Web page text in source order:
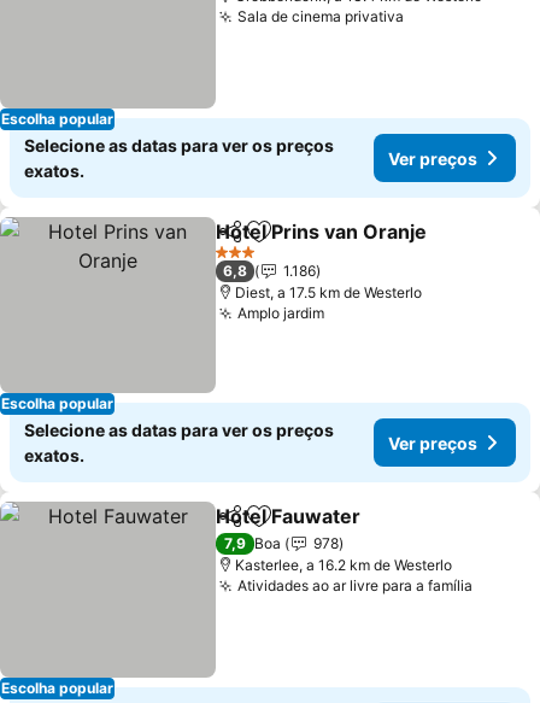
Escolha popular
Sala de cinema privativa
Selecione as datas para ver os preços
exatos.
Ver preços
Escolha popular
PartilharAdicionar aos favoritos
Hotel Prins van Oranje
3 Estrelas
6,8
1.186
Diest, a 17.5 km de Westerlo
Amplo jardim
Selecione as datas para ver os preços
exatos.
Ver preços
Escolha popular
PartilharAdicionar aos favoritos
Hotel Fauwater
7,9 Boa
978
Kasterlee, a 16.2 km de Westerlo
Atividades ao ar livre para a família